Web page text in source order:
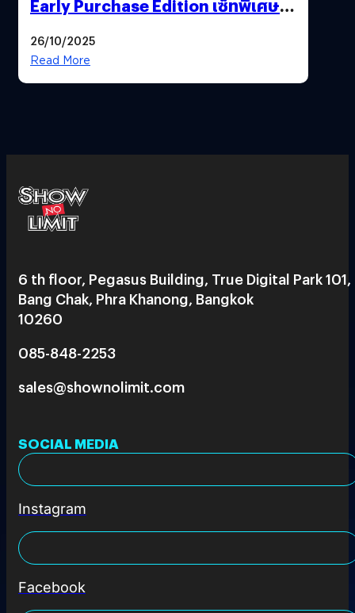
Early Purchase Edition เซ็ทพิเศษที่
ไปด้วยกัน..เอาชนะทุกความเหงาและ
26/10/2025
Read More
6 th floor, Pegasus Building, True Digital Park 101,
Bang Chak, Phra Khanong, Bangkok
10260
085-848-2253
sales@shownolimit.com
SOCIAL MEDIA
Instagram
Facebook